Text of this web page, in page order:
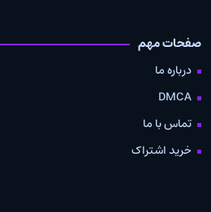
صفحات مهم
درباره ما
DMCA
تماس با ما
خرید اشتراک